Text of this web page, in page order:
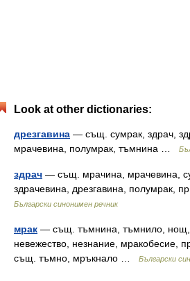
Look at other dictionaries:
дрезгавина — същ. сумрак, здрач,
мрачевина, полумрак, тъмнина …
здрач — същ. мрачина, мрачевина,
здрачевина, дрезгавина, полумрак,
Български синонимен речник
мрак — същ. тъмнина, тъмнило, нощ,
невежество, незнание, мракобесие,
същ. тъмно, мръкнало …
Български